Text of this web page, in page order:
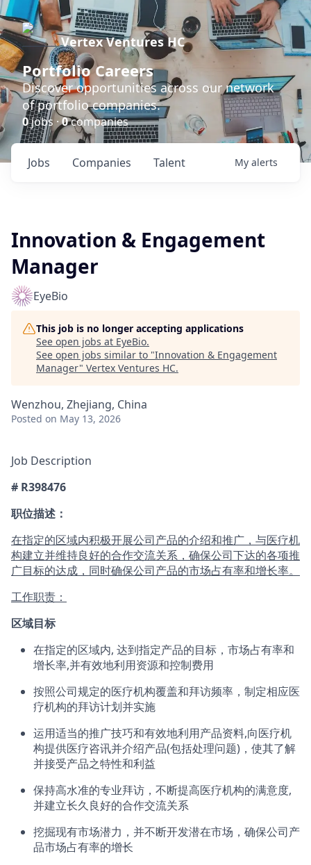
Vertex Ventures HC
Portfolio Careers
Discover opportunities across our network
of portfolio companies.
0jobs ·0companies
Jobs Companies Talent My alerts
Innovation & Engagement
Manager
EyeBio
This job is no longer accepting applications
See open jobs at EyeBio.
See open jobs similar to "Innovation & Engagement
Manager" Vertex Ventures HC.
Wenzhou, Zhejiang, China
Posted on May 13, 2026
Job Description
# R398476
职位描述：
在指定的区域内积极开展公司产品的介绍和推广，与医疗机
构建立并维持良好的合作交流关系，确保公司下达的各项推
广目标的达成，同时确保公司产品的市场占有率和增长率。
工作职责：
区域目标
在指定的区域内, 达到指定产品的目标，市场占有率和
增长率,并有效地利用资源和控制费用
按照公司规定的医疗机构覆盖和拜访频率，制定相应医
疗机构的拜访计划并实施
运用适当的推广技巧和有效地利用产品资料,向医疗机
构提供医疗咨讯并介绍产品(包括处理问题)，使其了解
并接受产品之特性和利益
保持高水准的专业拜访，不断提高医疗机构的满意度,
并建立长久良好的合作交流关系
挖掘现有市场潜力，并不断开发潜在市场，确保公司产
品市场占有率的增长